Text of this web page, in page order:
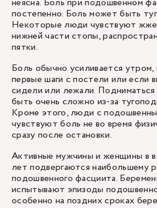
постепенно. Боль может быть
Некоторые люди чувствуют
нижней части стопы,
пятки.
Боль обычно усиливается утром,
первые шаги с постели или если
сидели или лежали.
быть очень сложно из-за
Кроме этого, люди с
чувствуют боль не во время
сразу после остановки.
Активные мужчины и женщины в
лет подвергаются наибольшему
подошвенного фасциита.
испытывают эпизоды
особенно на поздних сроках